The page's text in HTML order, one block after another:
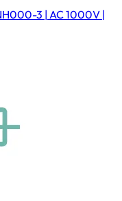
3 | AC 1000V |